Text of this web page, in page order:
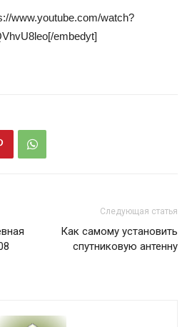
www.youtube.com/watch?
embedyt]
Следующая статья
Как самому установить
спутниковую антенну